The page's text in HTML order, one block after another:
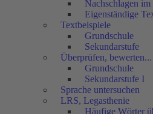
Nachschlagen
Eigenständige
Textbeispiele
Grundschule
Sekundarstufe
Überprüfen, bewerten...
Grundschule
Sekundarstufe I
Sprache untersuchen
LRS, Legasthenie
Häufige Wörter